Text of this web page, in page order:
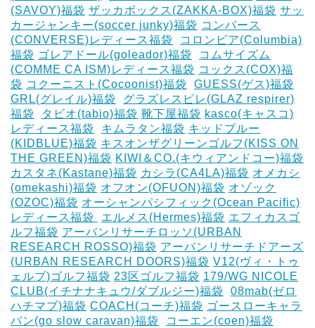
(SAVOY)福袋 ザッカボックス(ZAKKA-BOX)福袋 サッ
カージャンキー(soccer junky)福袋 コンバース
(CONVERSE)レディース福袋
コロンビア(Columbia)
福袋 ゴレアドール(goleador)福袋
コムサイズム
(COMME CA ISM)レディース福袋 コックス(COX)福
袋 コクーニスト(Cocoonist)福袋
GUESS(ゲス)福袋
GRL(グレイル)福袋
グラズレスピレ(GLAZ respirer)
福袋
タビオ(tabio)福袋 靴下屋福袋 kasco(キャスコ)
レディース福袋
キムラタン福袋 キッドブルー
(KIDBLUE)福袋 キスオンザグリーンゴルフ(KISS ON
THE GREEN)福袋 KIWI＆CO.(キウィアンドコー)福袋
カスタネ(Kastane)福袋 カシラ(CA4LA)福袋 ‎オメカシ
(omekashi)福袋 オフオン(OFUON)福袋 オゾック
(OZOC)福袋 オーシャンパシフィック(Ocean Pacific)
レディース福袋 ‎
エルメス(Hermes)福袋 エフィカスゴ
ルフ福袋 アーバンリサーチロッソ(URBAN
RESEARCH ROSSO)福袋 アーバンリサーチドアーズ
(URBAN RESEARCH DOORS)福袋 V12(ヴィ・トゥ
ェルブ)ゴルフ福袋 23区ゴルフ福袋 179/WG NICOLE
CLUB(イチナナキュウ/ダブルジー)福袋
08mab(ゼロ
ハチマブ)福袋 COACH(コーチ)福袋 ゴースローキャラ
バン(go slow caravan)福袋
コーエン(coen)福袋